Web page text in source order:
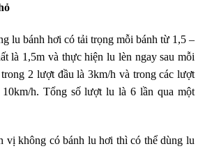
lu bánh hơi có tải trọng mỗi bánh từ 1,5 –
là 1,5m và thực hiện lu lèn ngay sau mỗi
2 lượt đầu là 3km/h và trong các lượt
10km/h. Tổng số lượt lu là 6 lần qua một
vị không có bánh lu hơi thì có thể dùng lu